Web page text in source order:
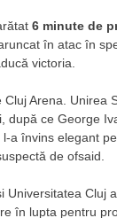
6 minute de
în atac în
victoria.
Arena. Unirea
după ce George
a învins elegant
de ofsaid.
Universitatea Cluj
în lupta pentru